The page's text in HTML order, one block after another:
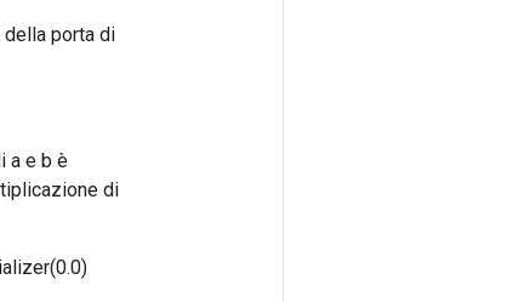
della porta di
a e b è
di